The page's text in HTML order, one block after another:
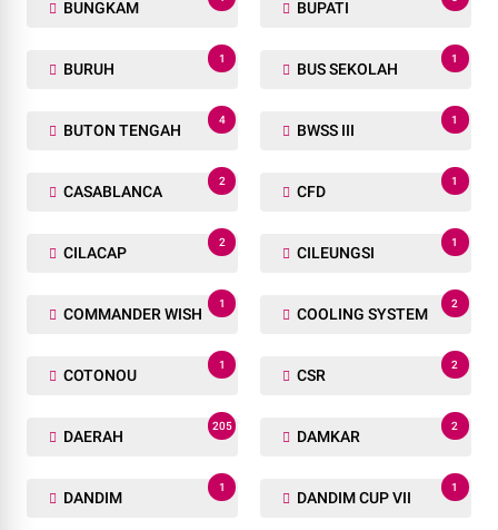
BUNGKAM BUPATI
BURUH
1
BUS SEKOLAH
1
BUTON TENGAH
4
BWSS III
1
CASABLANCA
2
CFD
1
CILACAP
2
CILEUNGSI
1
COMMANDER WISH
1
COOLING SYSTEM
2
COTONOU
1
CSR
2
DAERAH
205
DAMKAR
2
DANDIM
1
DANDIM CUP VII
1